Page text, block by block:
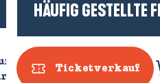
HÄUFIG GESTELLTE
Ticketverkauf
Wer sind wir?